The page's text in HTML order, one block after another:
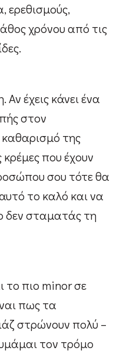
ερεθισμούς,
χρόνου από τις
έχεις κάνει ένα
στον
της
κρέμες που έχουν
σου τότε θα
το καλό και να
δεν σταματάς τη
το πιο minor σε
πως τα
στρώνουν πολύ –
τον τρόμο